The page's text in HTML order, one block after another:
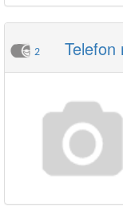
2 Telefon